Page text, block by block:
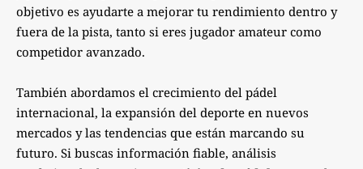
objetivo es ayudarte a mejorar tu rendimiento dentro y
fuera de la pista, tanto si eres jugador amateur como
competidor avanzado.
También abordamos el crecimiento del pádel
internacional, la expansión del deporte en nuevos
mercados y las tendencias que están marcando su
futuro. Si buscas información fiable, análisis